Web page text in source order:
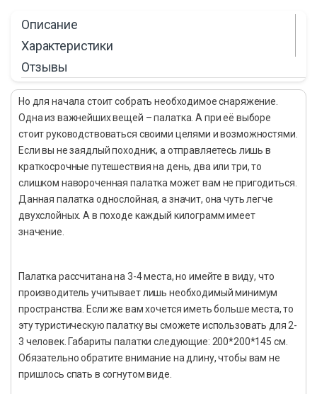
Описание
Характеристики
Отзывы
Но для начала стоит собрать необходимое снаряжение.
Одна из важнейших вещей – палатка. А при её выборе
стоит руководствоваться своими целями и возможностями.
Если вы не заядлый походник, а отправляетесь лишь в
краткосрочные путешествия на день, два или три, то
слишком навороченная палатка может вам не пригодиться.
Данная палатка однослойная, а значит, она чуть легче
двухслойных. А в походе каждый килограмм имеет
значение.
Палатка рассчитана на 3-4 места, но имейте в виду, что
производитель учитывает лишь необходимый минимум
пространства. Если же вам хочется иметь больше места, то
эту туристическую палатку вы сможете использовать для 2-
3 человек. Габариты палатки следующие: 200*200*145 см.
Обязательно обратите внимание на длину, чтобы вам не
пришлось спать в согнутом виде.